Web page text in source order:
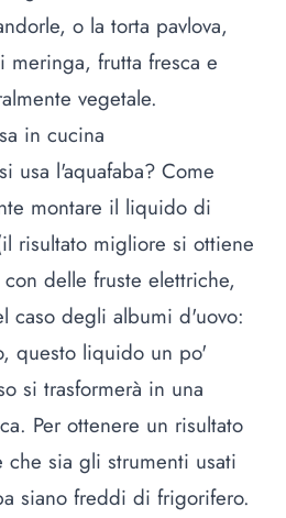
o la torta pavlova,
meringa, frutta fresca e
vegetale.
in cucina
usa l'aquafaba? Come
montare il liquido di
risultato migliore si ottiene
delle fruste elettriche,
caso degli albumi d'uovo:
questo liquido un po'
si trasformerà in una
Per ottenere un risultato
sia gli strumenti usati
siano freddi di frigorifero.